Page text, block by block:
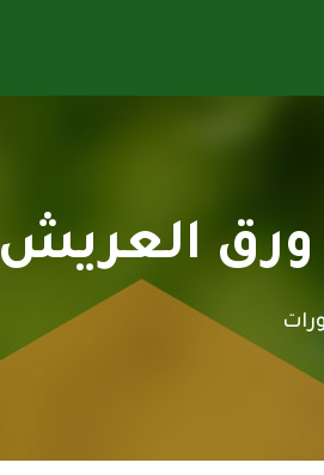
ورق العريش